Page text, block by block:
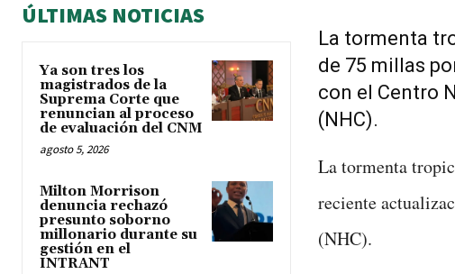
ÚLTIMAS NOTICIAS
Ya son tres los
magistrados de la
Suprema Corte que
renuncian al proceso
de evaluación del CNM
agosto 5, 2026
Milton Morrison
denuncia rechazó
presunto soborno
millonario durante su
gestión en el
INTRANT
La tormenta
de 75 millas
con el Centro
(NHC).
La tormenta
reciente
(NHC).